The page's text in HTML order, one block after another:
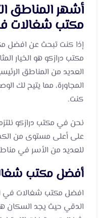
أشهر المناطق
مكتب شغالات
إذا كنت تبحث عن افضل
مكتب درازكو هو الخيار
العديد من المناطق
المجاورة، مما يتيح لك
كنت.
نحن في مكتب درازكو
على أعلى مستوى من
للعديد من الأسر في
أفضل مكتب
افضل مكتب شغالات في
الدقي حيث يجد السكان